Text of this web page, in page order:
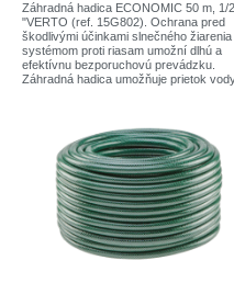
Záhradná hadica ECONOMIC 50 m, 1/2
"VERTO (ref. 15G802). Ochrana pred
škodlivými účinkami slnečného žiarenia
systémom proti riasam umožní dlhú a
efektívnu bezporuchovú prevádzku.
Záhradná hadica umožňuje prietok
Značka VERTO je široký sortiment
záhradných, dielenských a domácich
potrieb.
Ručné a elektrické náradie sú ideálne
stredné zaťaženie.